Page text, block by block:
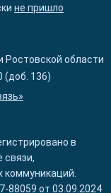
не пришло
Ростовской области
(доб. 136)
в
связи,
от 03.09.2024